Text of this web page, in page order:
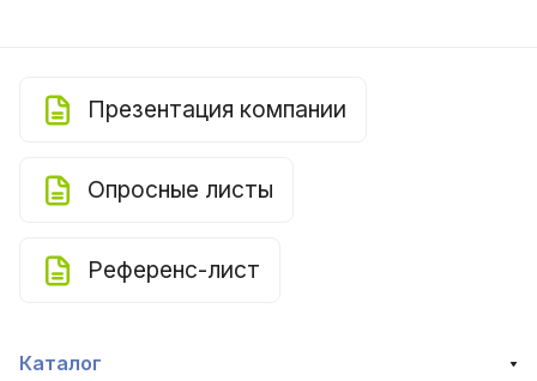
Презентация компании
Опросные листы
Референс-лист
Каталог